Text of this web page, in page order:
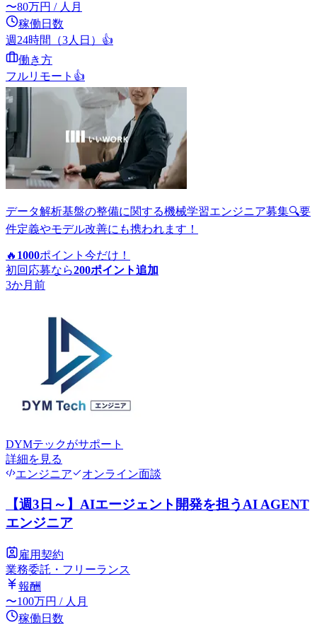
〜80万円 / 人月
稼働日数
週24時間（3人日） 👍
働き方
フルリモート 👍
データ解析基盤の整備に関する機械学習エンジニア募集🔍要
件定義やモデル改善にも携われます！
🔥 1000ポイント 今だけ！
初回応募なら200ポイント追加
3か月前
DYMテックがサポート
詳細を見る
エンジニア
オンライン面談
【週3日～】AIエージェント開発を担うAI AGENT
エンジニア
雇用契約
業務委託・フリーランス
報酬
〜100万円 / 人月
稼働日数